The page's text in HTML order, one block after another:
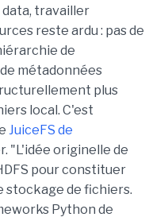
travailler
reste ardu : pas de
de
métadonnées
plus
local. C'est
JuiceFS de
"L'idée originelle de
pour constituer
stockage de fichiers.
Python de